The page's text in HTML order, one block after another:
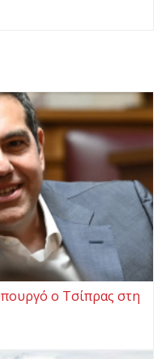
ο Τσίπρας στη